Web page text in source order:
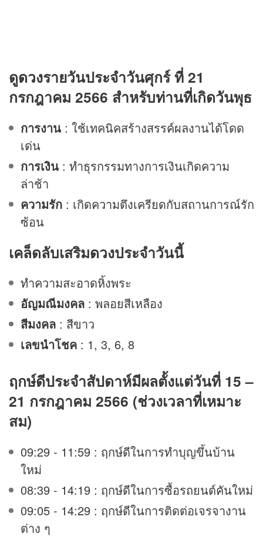
ดูดวงรายวันประจำวันศุกร์ ที่ 21
กรกฎาคม 2566 สำหรับท่านที่เกิดวันพุธ
การงาน : ใช้เทคนิคสร้างสรรค์ผลงานได้โดด
เด่น
การเงิน : ทำธุรกรรมทางการเงินเกิดความ
ล่าช้า
ความรัก : เกิดความตึงเครียดกับสถานการณ์รัก
ซ้อน
เคล็ดลับเสริมดวงประจำวันนี้
ทำความสะอาดหิ้งพระ
อัญมณีมงคล : พลอยสีเหลือง
สีมงคล : สีขาว
เลขนำโชค : 1, 3, 6, 8
ฤกษ์ดีประจำสัปดาห์มีผลตั้งแต่วันที่ 15 –
21 กรกฎาคม 2566 (ช่วงเวลาที่เหมาะ
สม)
09:29 - 11:59 : ฤกษ์ดีในการทำบุญขึ้นบ้าน
ใหม่
08:39 - 14:19 : ฤกษ์ดีในการซื้อรถยนต์คันใหม่
09:05 - 14:29 : ฤกษ์ดีในการติดต่อเจรจางาน
ต่าง ๆ